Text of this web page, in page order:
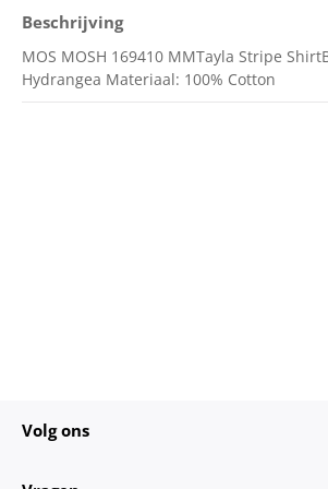
Beschrijving
MOS MOSH 169410 MMTayla Stripe
Hydrangea Materiaal: 100% Cotton
Volg ons